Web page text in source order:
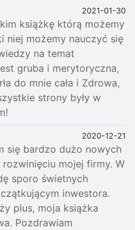
2021-01-30
książkę którą możemy
niej możemy nauczyć się
na temat
gruba i merytoryczna,
do mnie cała i Zdrowa,
strony były w
2020-12-21
się bardzo dużo nowych
mojej firmy. W
sporo świetnych
inwestora.
plus, moja książka
Pozdrawiam